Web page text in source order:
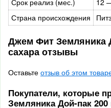
Срок реализ (мес.)
12
Страна происхождения
Джем Фит Земляника
сахара отзывы
Оставьте отзыв об этом
Покупатели, которые
Земляника Дой-пак 200